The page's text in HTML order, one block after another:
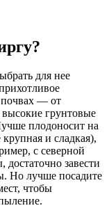
для нее
почвах — от
грунтовые
плодоносит на
и сладкая),
с северной
завести
Но лучше посадите
чтобы